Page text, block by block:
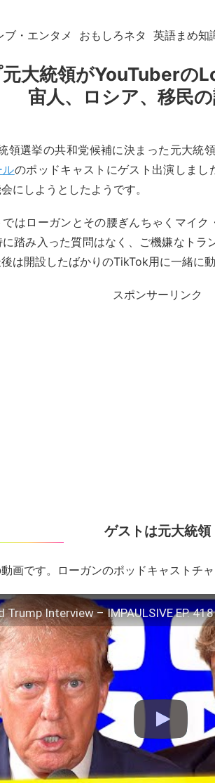
ブ・エンタメ おもしろネタ 英語まめ知
元大統領がYouTuber
宙人、ロシア、移民
領選挙の共和党候補に決まった元大統
ルのポッドキャストにゲスト出演しま
にしようとしたようです。
はローガンとその腰ぎんちゃくマイ
に踏み入った質問はなく、ご機嫌なト
は開設したばかりのTikTok用に一緒に動
スポンサーリンク
ゲストは元大統領
画です。ローガンのポッドキャストチ
Trump Interview – IMPAULSIVE EP. 418